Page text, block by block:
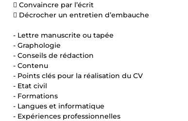
 Convaincre par l’écrit
 Décrocher un entretien d’embauche
- Lettre manuscrite ou tapée
- Graphologie
- Conseils de rédaction
- Contenu
- Points clés pour la réalisation du CV
- Etat civil
- Formations
- Langues et informatique
- Expériences professionnelles